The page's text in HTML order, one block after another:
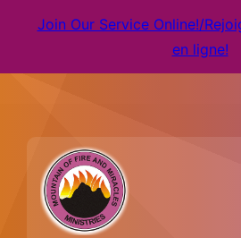
Join Our Service Online!/
en ligne!